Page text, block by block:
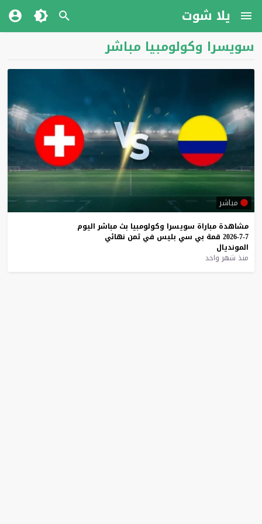
يلا شوت
سويسرا وكولومبيا مباشر
مباشر
مشاهدة مباراة سويسرا وكولومبيا بث مباشر اليوم
7-7-2026
قمة بي سي بليس في ثمن نهائي
المونديال
منذ شهر واحد